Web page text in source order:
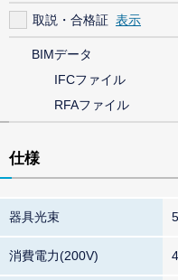
取説・合格証
BIMデータ
IFCファイル
RFAファイル
仕様
器具光束
消費電力(200V)